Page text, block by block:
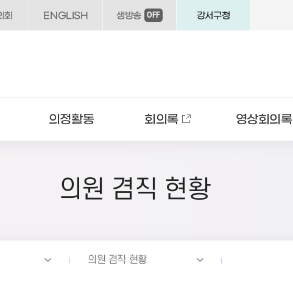
회 ENGLISH 생방송 OFF 강서구청
의정활동 회의록 영상회의록
의원 겸직 현황
의원 겸직 현황